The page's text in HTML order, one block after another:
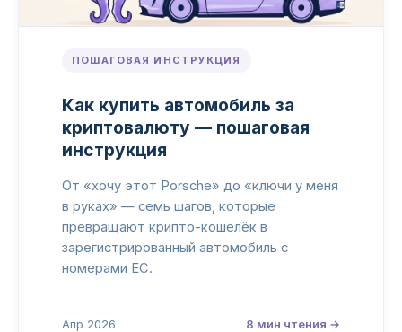
ПОШАГОВАЯ ИНСТРУКЦИЯ
Как купить автомобиль за
криптовалюту — пошаговая
инструкция
От «хочу этот Porsche» до «ключи у меня
в руках» — семь шагов, которые
превращают крипто-кошелёк в
зарегистрированный автомобиль с
номерами ЕС.
Апр 2026 8 мин чтения →